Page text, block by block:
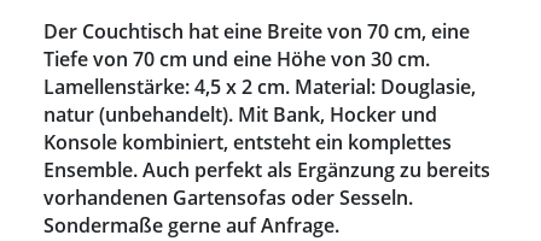
Der Couchtisch hat eine Breite von 70 cm, eine
Tiefe von 70 cm und eine Höhe von 30 cm.
Lamellenstärke: 4,5 x 2 cm. Material: Douglasie,
natur (unbehandelt). Mit Bank, Hocker und
Konsole kombiniert, entsteht ein komplettes
Ensemble. Auch perfekt als Ergänzung zu bereits
vorhandenen Gartensofas oder Sesseln.
Sondermaße gerne auf Anfrage.